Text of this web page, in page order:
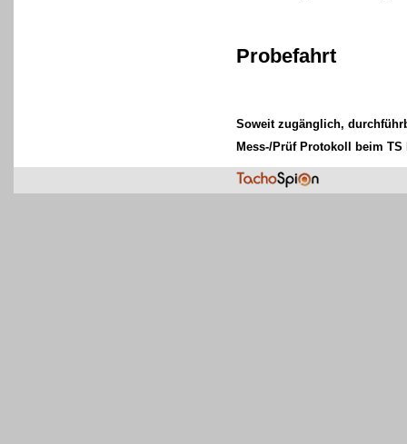
Probefahrt
Soweit zugänglich,
Mess-/Prüf Protokoll beim TS